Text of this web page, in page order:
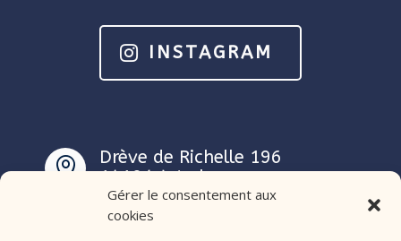
Gérer le consentement aux
cookies
INSTAGRAM

Drève de Richelle 196
1410 Waterloo